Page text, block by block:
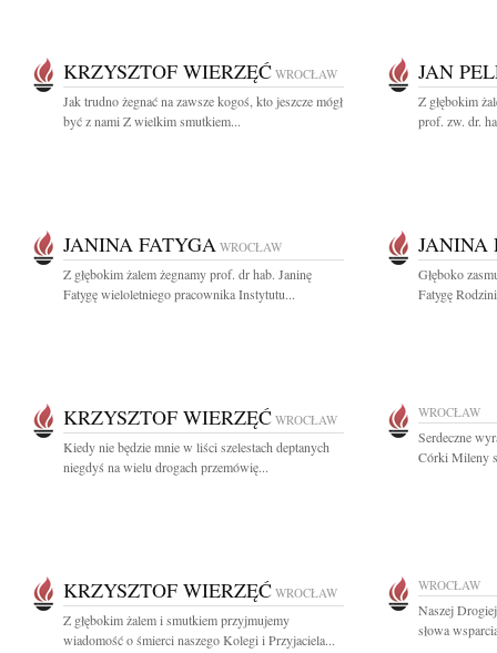
KRZYSZTOF WIERZĘĆ WROCŁAW
Jak trudno żegnać na zawsze kogoś, kto jeszcze mógł
być z nami Z wielkim smutkiem...
JAN
Z głębokim
prof. zw. dr.
JANINA FATYGA WROCŁAW
Z głębokim żalem żegnamy prof. dr hab. Janinę
Fatygę wieloletniego pracownika Instytutu...
JANINA
Głęboko
Fatygę
KRZYSZTOF WIERZĘĆ WROCŁAW
Kiedy nie będzie mnie w liści szelestach deptanych
niegdyś na wielu drogach przemówię...
WROCŁAW
Serdeczne
Córki Mileny
KRZYSZTOF WIERZĘĆ WROCŁAW
Z głębokim żalem i smutkiem przyjmujemy
wiadomość o śmierci naszego Kolegi i Przyjaciela...
WROCŁAW
Naszej
słowa